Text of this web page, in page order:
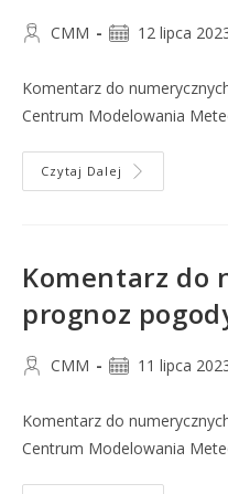
CMM 12 lipca
Komentarz do
Centrum Modelowania
Czytaj Dalej
Komentarz do
prognoz
CMM 11 lipca
Komentarz do
Centrum Modelowania